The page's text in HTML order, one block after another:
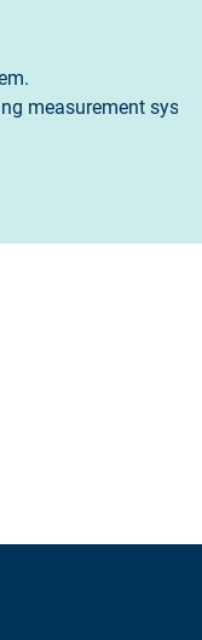
measurement